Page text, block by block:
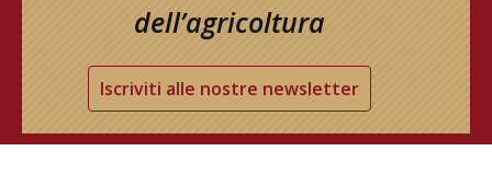
dell’agricoltura
Iscriviti alle nostre newsletter